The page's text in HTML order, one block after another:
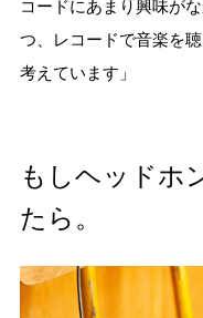
コードにあまり興味が
つ、レコードで音楽を
考えています」
もしヘッドホ
たら。